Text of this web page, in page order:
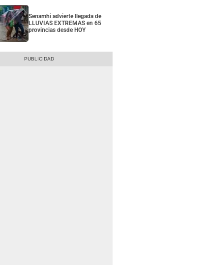
Senamhi advierte llegada de
LLUVIAS EXTREMAS en 65
provincias desde HOY